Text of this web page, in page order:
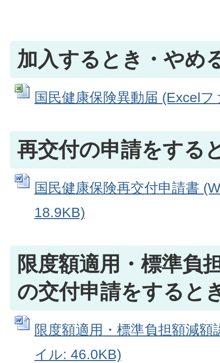
加入するとき・やめ
国民健康保険異動届 (Excel
再交付の申請をする
国民健康保険再交付申請書
18.9KB)
限度額適用・標準負
の交付申請をすると
限度額適用・標準負担額減
イル: 46.0KB)